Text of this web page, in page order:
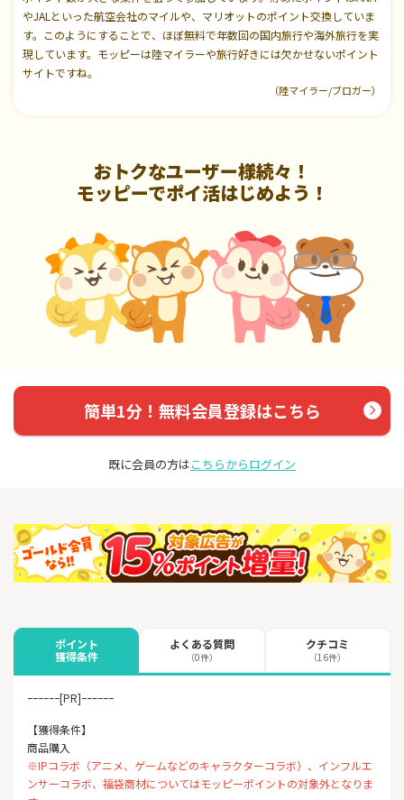
やJALといった航空会社のマイルや、マリオットのポイント交換していま
す。このようにすることで、ほぼ無料で年数回の国内旅行や海外旅行を実
現しています。モッピーは陸マイラーや旅行好きには欠かせないポイント
サイトですね。
（陸マイラー/ブロガー）
おトクなユーザー様続々！
モッピーでポイ活はじめよう！
簡単1分！無料会員登録はこちら
既に会員の方はこちらからログイン
ポイント
獲得条件
よくある質問
（0件）
クチコミ
（16件）
ｰｰｰｰｰｰ[PR]ｰｰｰｰｰｰ
【獲得条件】
商品購入
※IPコラボ（アニメ、ゲームなどのキャラクターコラボ）、インフルエ
ンサーコラボ、福袋商材についてはモッピーポイントの対象外となりま